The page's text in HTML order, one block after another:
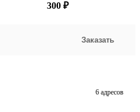
300 ₽
Заказать
6 адресов